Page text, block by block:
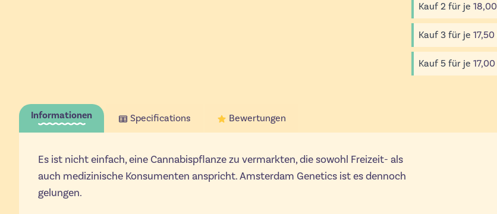
Kauf 2 für je 18,00
Kauf 3 für je 17,50
Kauf 5 für je 17,00
Informationen Specifications Bewertungen
Es ist nicht einfach, eine Cannabispflanze zu vermarkten, die sowohl Freizeit- als
auch medizinische Konsumenten anspricht. Amsterdam Genetics ist es dennoch
gelungen.